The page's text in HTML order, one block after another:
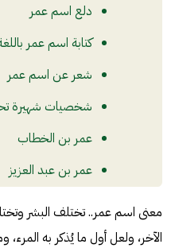
دلع اسم عمر
كتابة اسم عمر
شعر عن اسم عمر
شخصيات شهيرة
عمر بن الخطاب
عمر بن عبد العزيز
عمر خورشيد
معنى اسم عمر.. تختلف البشر
الآخر، ولعل أول ما يُذكر به